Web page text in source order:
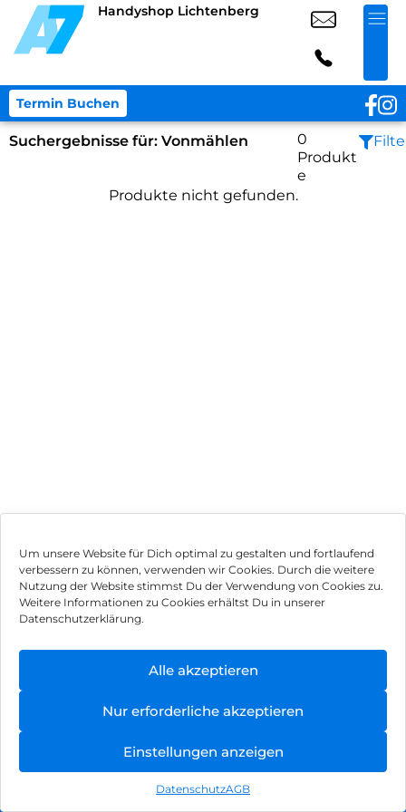
Um unsere Website für Dich optimal zu gestalten und fortlaufend
verbessern zu können, verwenden wir Cookies. Durch die weitere
Nutzung der Website stimmst Du der Verwendung von Cookies zu.
Weitere Informationen zu Cookies erhältst Du in unserer
Datenschutzerklärung.
Alle akzeptieren
Nur erforderliche akzeptieren
Einstellungen anzeigen
DatenschutzAGB
Handyshop Lichtenberg
Termin Buchen
Suchergebnisse für: Vonmählen
0
Produkt
e
Produkte nicht gefunden.
Impressum
Hinweis zur Batterieentsorgung
Newsletter
, Brodos AG – All Rights Reserved.